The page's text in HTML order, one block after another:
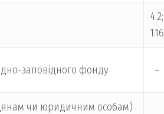
4.2;
1.16
заповідного фонду –
чи юридичним особам)